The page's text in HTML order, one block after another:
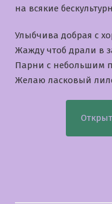
на всякие
Улыбчива добрая с
Жажду чтоб драли в
Парни с небольшим
Желаю ласковый